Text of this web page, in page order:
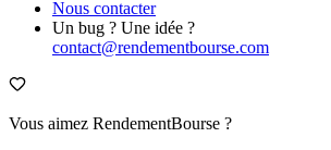
Nous contacter
Un bug ? Une idée ?
contact@rendementbourse.com
Vous aimez RendementBourse ?